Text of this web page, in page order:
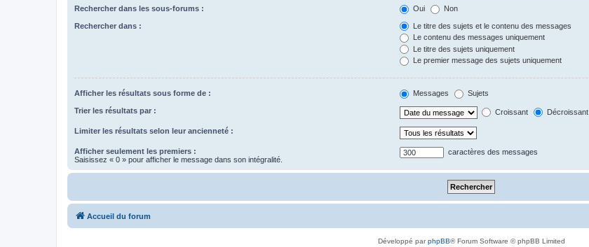
Rechercher dans les sous-forums : Oui Non
Rechercher dans :
Le titre des sujets et le contenu des messages
Le contenu des messages uniquement
Le titre des sujets uniquement
Le premier message des sujets uniquement
Afficher les résultats sous forme de : Messages Sujets
Trier les résultats par : Croissant Décroissant
Limiter les résultats selon leur ancienneté :
Afficher seulement les premiers :
Saisissez « 0 » pour afficher le message dans son intégralité.
caractères des messages
Accueil du forum
Développé parphpBB® Forum Software © phpBB Limited